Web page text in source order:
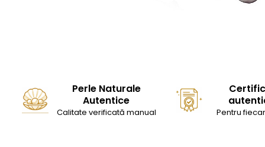
Perle Naturale
Autentice
Calitate verificată manual Pentru